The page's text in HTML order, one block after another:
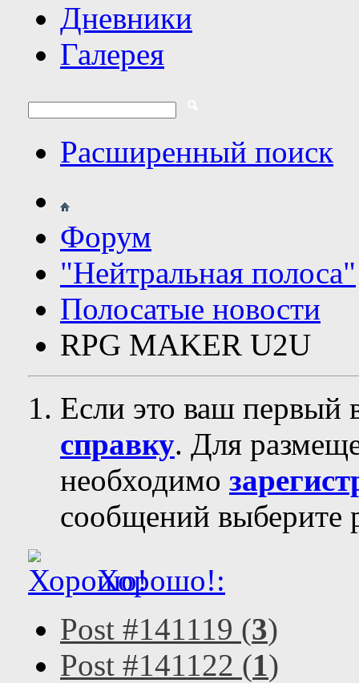
Дневники
Галерея
Расширенный поиск
Форум
"Нейтральная полоса"
Полосатые новости
RPG MAKER U2U
Если это ваш первый
справку. Для
необходимо
сообщений выберите
Хорошо!:
Post #141119 (3)
Post #141122 (1)